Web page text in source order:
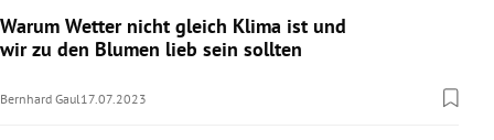
Warum Wetter nicht gleich Klima ist und
wir zu den Blumen lieb sein sollten
Bernhard Gaul 17.07.2023